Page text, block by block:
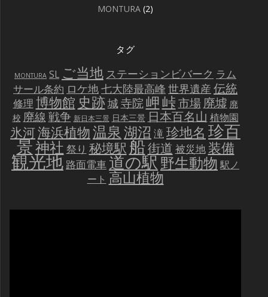
MONTURA (2)
タグ
MONTURA SL ご当地 ステーションビバーク ラム
サール条約 ロケ地七大陸最高峰 世界遺産 伝統
修理 博物館 史跡城寺院岬峠市場 廃墟 廃
校 廃線戦争 新日本三景 日本三景 日本百名山 植物園
氷河海浜植物温泉湖沼 滝珍地名 珍百
景神社 祭り 秘境駅船街道 被災地 装備
観光地 路面電車道の駅野生動物 駅ノ
ート 高山植物